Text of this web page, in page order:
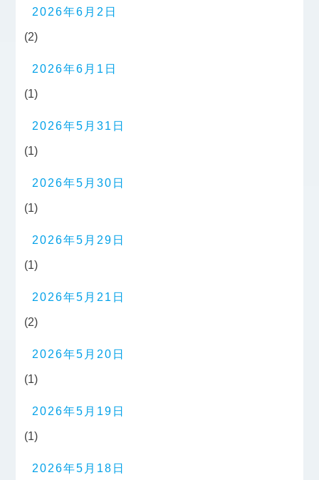
2026年6月2日
(2)
2026年6月1日
(1)
2026年5月31日
(1)
2026年5月30日
(1)
2026年5月29日
(1)
2026年5月21日
(2)
2026年5月20日
(1)
2026年5月19日
(1)
2026年5月18日